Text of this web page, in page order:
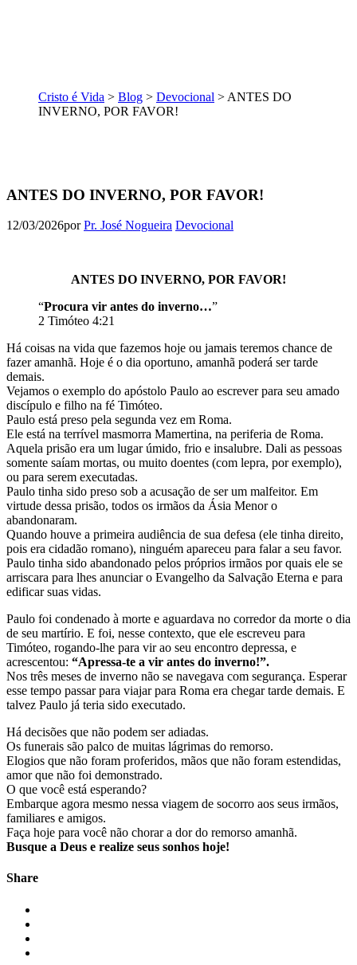
Cristo é Vida > Blog > Devocional > ANTES DO
INVERNO, POR FAVOR!
ANTES DO INVERNO, POR FAVOR!
12/03/2026porPr. José Nogueira Devocional
ANTES DO INVERNO, POR FAVOR!
“Procura vir antes do inverno…”
2 Timóteo 4:21
Há coisas na vida que fazemos hoje ou jamais teremos chance de
fazer amanhã. Hoje é o dia oportuno, amanhã poderá ser tarde
demais.
Vejamos o exemplo do apóstolo Paulo ao escrever para seu amado
discípulo e filho na fé Timóteo.
Paulo está preso pela segunda vez em Roma.
Ele está na terrível masmorra Mamertina, na periferia de Roma.
Aquela prisão era um lugar úmido, frio e insalubre. Dali as pessoas
somente saíam mortas, ou muito doentes (com lepra, por exemplo),
ou para serem executadas.
Paulo tinha sido preso sob a acusação de ser um malfeitor. Em
virtude dessa prisão, todos os irmãos da Ásia Menor o
abandonaram.
Quando houve a primeira audiência de sua defesa (ele tinha direito,
pois era cidadão romano), ninguém apareceu para falar a seu favor.
Paulo tinha sido abandonado pelos próprios irmãos por quais ele se
arriscara para lhes anunciar o Evangelho da Salvação Eterna e para
edificar suas vidas.
Paulo foi condenado à morte e aguardava no corredor da morte o dia
de seu martírio. E foi, nesse contexto, que ele escreveu para
Timóteo, rogando-lhe para vir ao seu encontro depressa, e
acrescentou: “Apressa-te a vir antes do inverno!”.
Nos três meses de inverno não se navegava com segurança. Esperar
esse tempo passar para viajar para Roma era chegar tarde demais. E
talvez Paulo já teria sido executado.
Há decisões que não podem ser adiadas.
Os funerais são palco de muitas lágrimas do remorso.
Elogios que não foram proferidos, mãos que não foram estendidas,
amor que não foi demonstrado.
O que você está esperando?
Embarque agora mesmo nessa viagem de socorro aos seus irmãos,
familiares e amigos.
Faça hoje para você não chorar a dor do remorso amanhã.
Busque a Deus e realize seus sonhos hoje!
Share